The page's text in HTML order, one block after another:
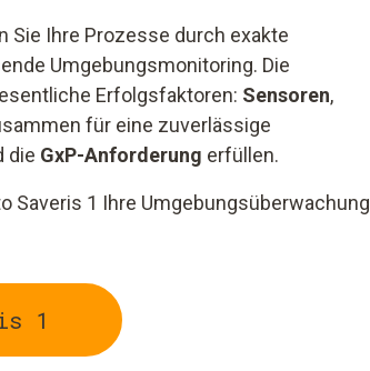
Sie Ihre Prozesse durch exakte
Umgebungsmonitoring. Die
Erfolgsfaktoren: Sensoren,
für eine zuverlässige
die GxP-Anforderung erfüllen.
Saveris 1 Ihre Umgebungsüberwachung
1